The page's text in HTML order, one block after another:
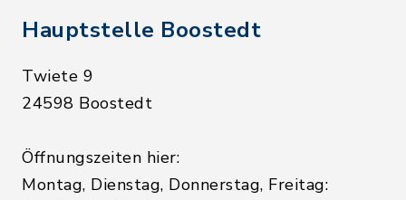
Hauptstelle Boostedt
Twiete 9
24598 Boostedt
Öffnungszeiten hier:
Montag, Dienstag, Donnerstag, Freitag: